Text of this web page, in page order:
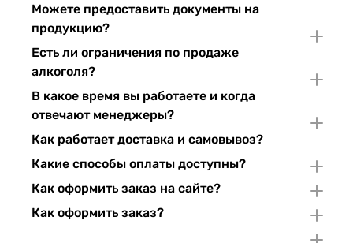
Можете предоставить документы на
продукцию?
Есть ли ограничения по продаже
алкоголя?
В какое время вы работаете и когда
отвечают менеджеры?
Как работает доставка и самовывоз?
Какие способы оплаты доступны?
Как оформить заказ на сайте?
Как оформить заказ?